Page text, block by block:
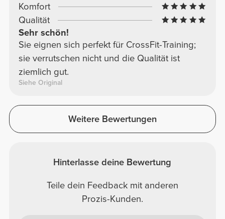
Komfort
Qualität
Sehr schön!
Sie eignen sich perfekt für CrossFit-Training;
sie verrutschen nicht und die Qualität ist
ziemlich gut.
Siehe Original
Weitere Bewertungen
Hinterlasse deine Bewertung
Teile dein Feedback mit anderen
Prozis-Kunden.